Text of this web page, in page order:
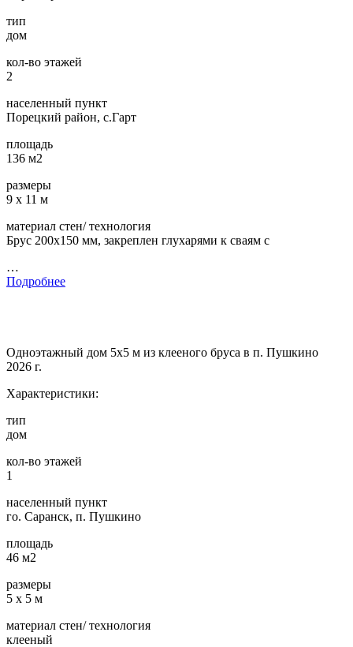
тип
дом
кол-во этажей
2
населенный пункт
Порецкий район, с.Гарт
площадь
136 м2
размеры
9 х 11 м
материал стен/ технология
Брус 200х150 мм, закреплен глухарями к сваям с
…
Подробнее
Одноэтажный дом 5х5 м из клееного бруса в п. Пушкино
2026 г.
Характеристики:
тип
дом
кол-во этажей
1
населенный пункт
го. Саранск, п. Пушкино
площадь
46 м2
размеры
5 х 5 м
материал стен/ технология
клееный